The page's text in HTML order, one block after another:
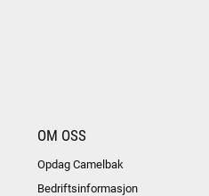
OM OSS
Opdag Camelbak
Bedriftsinformasjon